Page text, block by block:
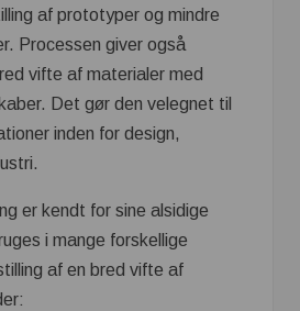
af prototyper og mindre
Processen giver også
vifte af materialer med
Det gør den velegnet til
inden for design,
er kendt for sine alsidige
i mange forskellige
af en bred vifte af